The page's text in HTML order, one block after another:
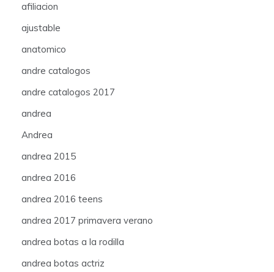
afiliacion
ajustable
anatomico
andre catalogos
andre catalogos 2017
andrea
Andrea
andrea 2015
andrea 2016
andrea 2016 teens
andrea 2017 primavera verano
andrea botas a la rodilla
andrea botas actriz